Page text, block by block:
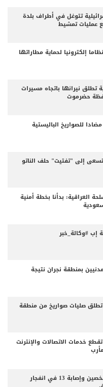
تتوغل في أطراف بلدة
عمليات تمشيط
إلكترونيا لحماية مطاراتها
نيرانها باتجاه مسيرات
حضرموت
للصواريخ الباليستية
إلى "تفتيت" حلف الناتو
العراقية: بدأنا بخطة أمنية
إب #وكالة_خبر
إصابة 11 من المدنيين بمنطقة نجران نتيجة
صليات صواريخ من منطقة
خدمات الاتصالات والإنترنت
وزارة الصحة السورية: مقتل شخصين وإصابة 13 في انفجار